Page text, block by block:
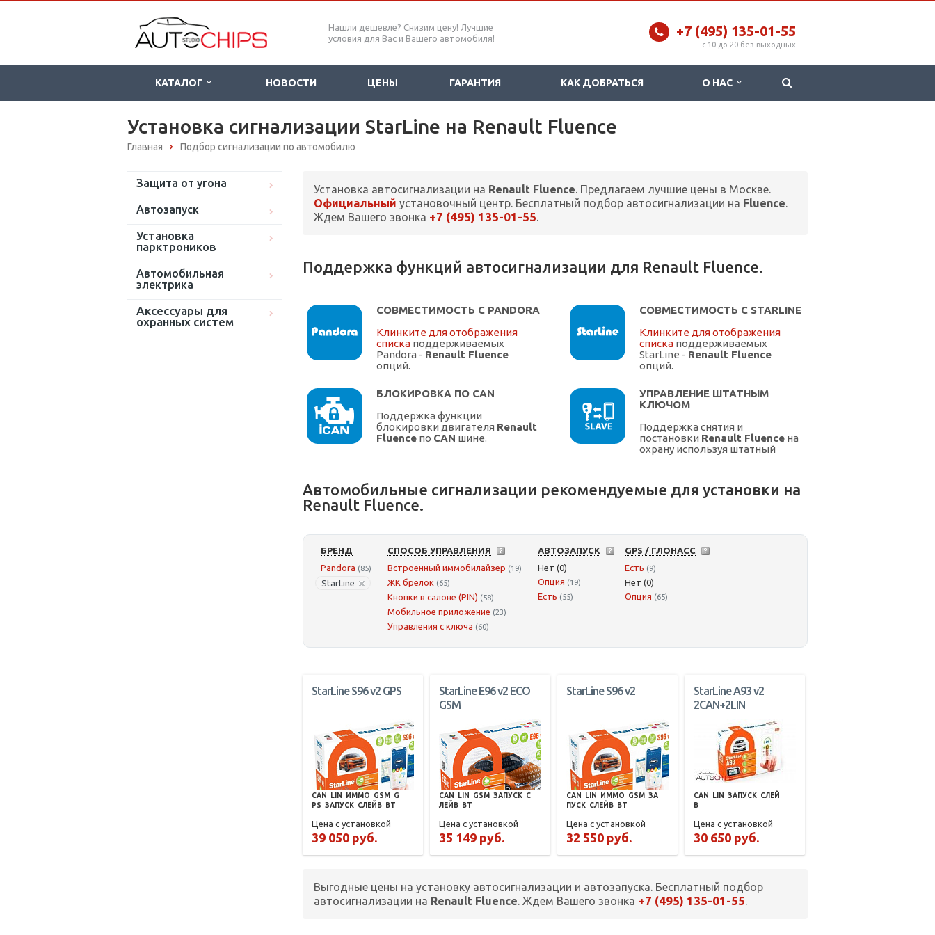
Нашли дешевле? Снизим цену! Лучшие
условия для Вас и Вашего автомобиля!
+7 (495) 135-01-55
c 10 до 20 без выходных
КАТАЛОГ НОВОСТИ ЦЕНЫ ГАРАНТИЯ КАК ДОБРАТЬСЯ О НАС
Установка сигнализации StarLine на Renault Fluence
Главная Подбор сигнализации по автомобилю
Защита от угона
Автозапуск
Установка
парктроников
Автомобильная
электрика
Аксессуары для
охранных систем
Установка автосигнализации на Renault Fluence. Предлагаем лучшие цены в Москве.
Официальный установочный центр. Бесплатный подбор автосигнализации на Fluence.
Ждем Вашего звонка +7 (495) 135-01-55.
Поддержка функций автосигнализации для Renault Fluence.
СОВМЕСТИМОСТЬ С PANDORA
Клинките для отображения
списка поддерживаемых
Pandora - Renault Fluence
опций.
СОВМЕСТИМОСТЬ С STARLINE
Клинките для отображения
списка поддерживаемых
StarLine - Renault Fluence
опций.
БЛОКИРОВКА ПО CAN
Поддержка функции
блокировки двигателя Renault
Fluence по CAN шине.
УПРАВЛЕНИЕ ШТАТНЫМ
КЛЮЧОМ
Поддержка снятия и
постановки Renault Fluence на
охрану используя штатный
Автомобильные сигнализации рекомендуемые для установки на
Renault Fluence.
БРЕНД
Pandora (85)
StarLine
СПОСОБ УПРАВЛЕНИЯ
Встроенный иммобилайзер (19)
ЖК брелок (65)
Кнопки в салоне (PIN) (58)
Мобильное приложение (23)
Управления с ключа (60)
АВТОЗАПУСК
Нет (0)
Опция (19)
Есть (55)
GPS / ГЛОНАСС
Есть (9)
Нет (0)
Опция (65)
StarLine S96 v2 GPS
CAN LIN ИММО GSM G
PS ЗАПУСК СЛЕЙВ BT
Цена с установкой
39 050 руб.
StarLine E96 v2 ECO
GSM
CAN LIN GSM ЗАПУСК С
ЛЕЙВ
BT
Цена с установкой
35 149 руб.
StarLine S96 v2
CAN LIN ИММО GSM ЗА
ПУСК СЛЕЙВ BT
Цена с установкой
32 550 руб.
StarLine A93 v2
2CAN+2LIN
CAN LIN ЗАПУСК СЛЕЙ
В
Цена с установкой
30 650 руб.
Выгодные цены на установку автосигнализации и автозапуска. Бесплатный подбор
автосигнализации на Renault Fluence. Ждем Вашего звонка +7 (495) 135-01-55.